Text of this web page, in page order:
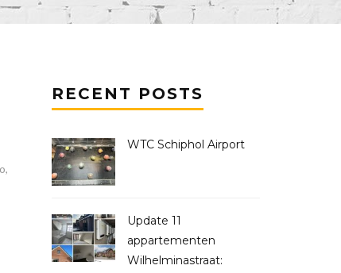
RECENT POSTS
WTC Schiphol Airport
Update 11
appartementen
Wilhelminastraat: